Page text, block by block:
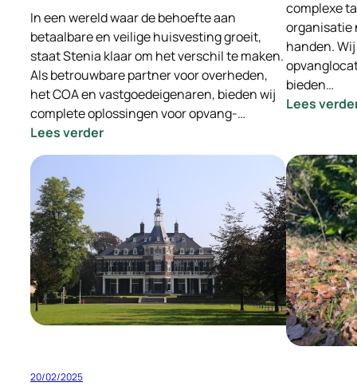
In een wereld waar de behoefte aan
betaalbare en veilige huisvesting groeit,
staat Stenia klaar om het verschil te maken.
Als betrouwbare partner voor overheden,
het COA en vastgoedeigenaren, bieden wij
complete oplossingen voor opvang-…
Lees verder:
Stenia:
menswaardige
huisvesting
complexe
organisatie
handen.
bieden…
Lees
20/02/2025